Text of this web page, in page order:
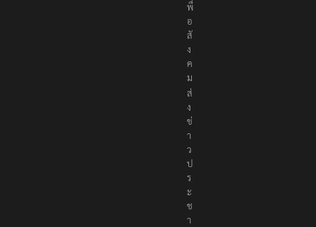
พื่
อ
สั
ง
ค
ม
ส่
ง
ข่
า
ว
ป
ร
ะ
ช
า